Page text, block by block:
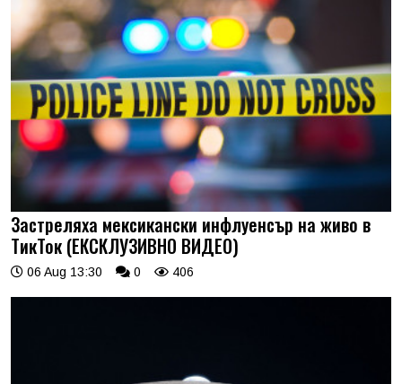
Застреляха мексикански инфлуенсър на живо в
ТикТок (ЕКСКЛУЗИВНО ВИДЕО)
06 Aug 13:30 0 406